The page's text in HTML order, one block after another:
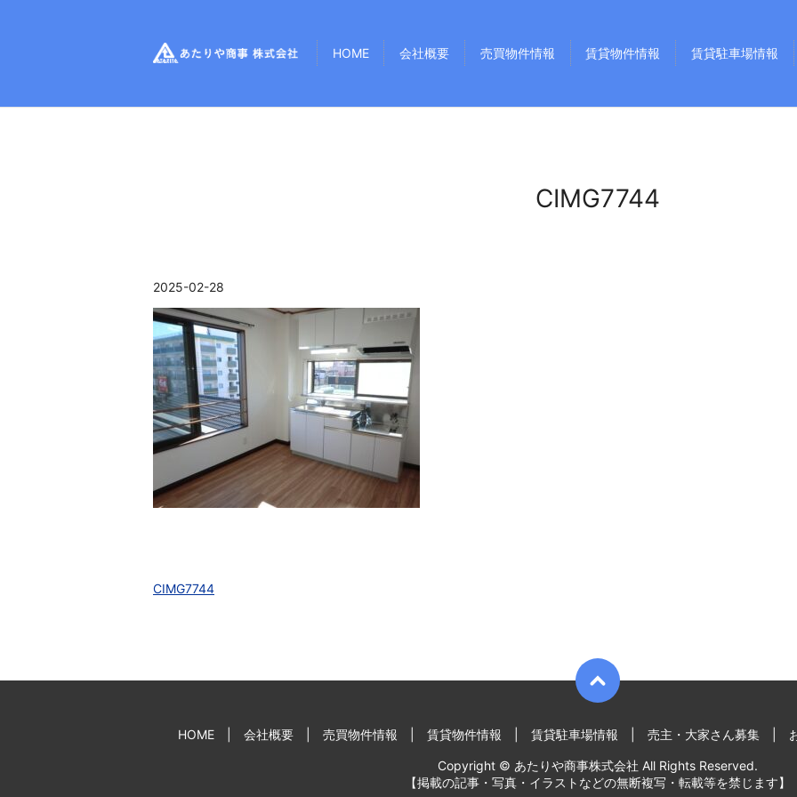
HOME 会社概要 売買物件情報 賃貸物件情報 賃貸駐車場情報
CIMG7744
2025-02-28
CIMG7744
HOME 会社概要 売買物件情報 賃貸物件情報 賃貸駐車場情報 売主・大家さん募集
Copyright © あたりや商事株式会社 All Rights Reserved.
【掲載の記事・写真・イラストなどの無断複写・転載等を禁じます】